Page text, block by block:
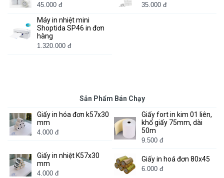
45.000 đ 35.000 đ
Máy in nhiệt mini
Shoptida SP46 in đơn
hàng
1.320.000 đ
Sản Phẩm Bán Chạy
Giấy in hóa đơn k57x30
mm
4.000 đ
Giấy fort in kim 01 liên,
khổ giấy 75mm, dài
50m
9.500 đ
Giấy in nhiệt K57x30
mm
4.000 đ
Giấy in hoá đơn 80x45
6.000 đ